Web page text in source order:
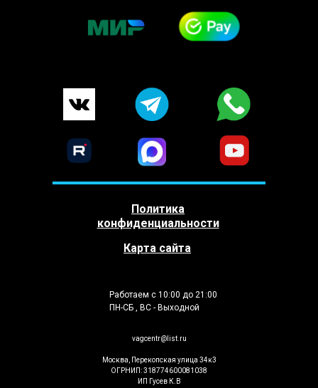
Москва, Перекопская улица 34к3
ОГРНИП: 318774600081038
ИП Гусев К.В
vagcentr@list.ru
Работаем с 10:00 до 21:00
ПН-СБ , ВС - Выходной
Политика
конфиденциальности
Карта сайта